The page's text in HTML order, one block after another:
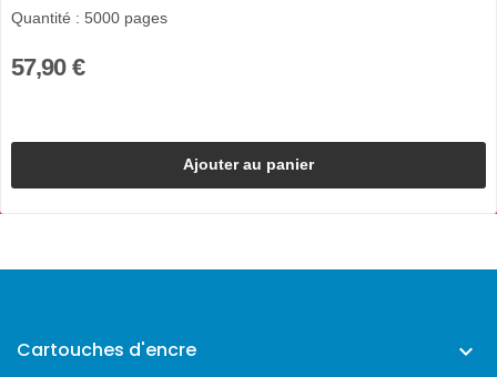
Quantité : 5000 pages
57,90 €
Ajouter au panier
Cartouches d'encre 